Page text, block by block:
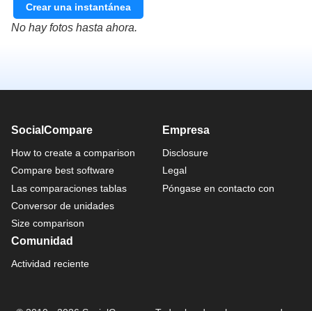
Crear una instantánea
No hay fotos hasta ahora.
SocialCompare
How to create a comparison
Compare best software
Las comparaciones tablas
Conversor de unidades
Size comparison
Empresa
Disclosure
Legal
Póngase en contacto con
Comunidad
Actividad reciente